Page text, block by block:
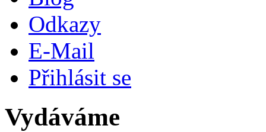
Odkazy
E-Mail
Přihlásit se
Vydáváme